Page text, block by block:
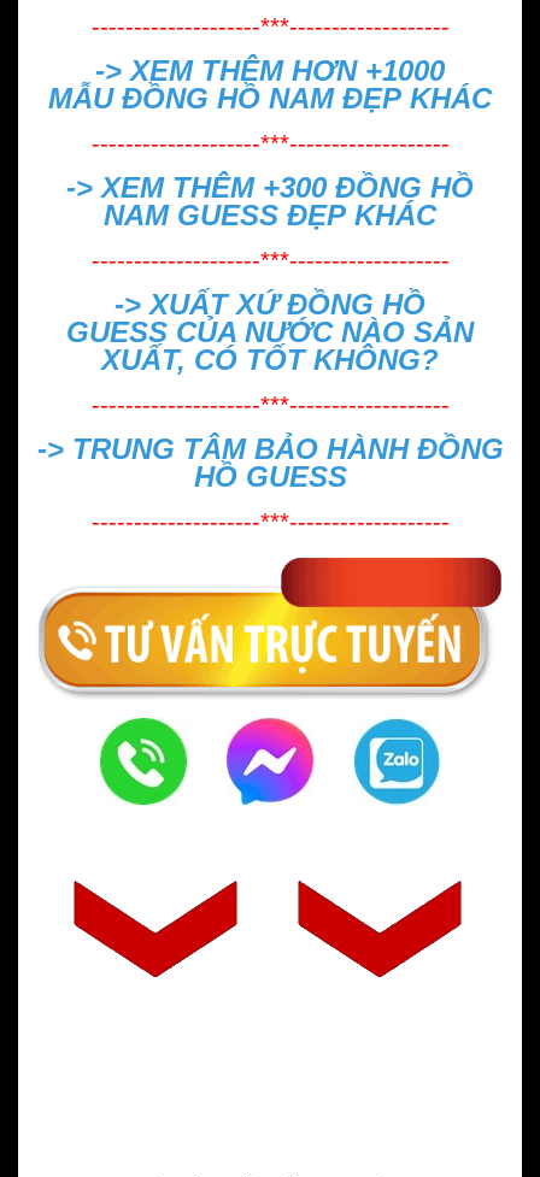
--------------------***-------------------
-> XEM THÊM HƠN +1000
MẪU ĐỒNG HỒ NAM ĐẸP KHÁC
--------------------***-------------------
-> XEM THÊM +300 ĐỒNG HỒ
NAM GUESS ĐẸP KHÁC
--------------------***-------------------
->XUẤT XỨ ĐỒNG HỒ
GUESS CỦA NƯỚC NÀO SẢN
XUẤT, CÓ TỐT KHÔNG?
--------------------***-------------------
-> TRUNG TÂM BẢO HÀNH ĐỒNG
HỒ GUESS
--------------------***-------------------